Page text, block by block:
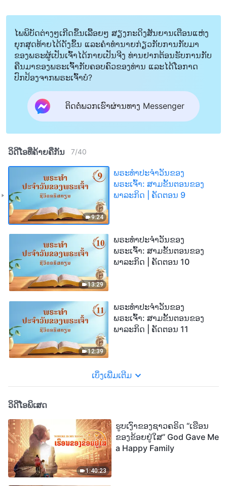
ໄພພິບັດຕ່າງໆເກີດຂຶ້ນເລື້ອຍໆ ສຽງກະດິງສັນຍານເຕືອນແຫ່ງ
ຍຸກສຸດທ້າຍໄດ້ດັງຂຶ້ນ ແລະຄໍາທໍານາຍກ່ຽວກັບການກັບມາ
ຂອງພຣະຜູ້ເປັນເຈົ້າໄດ້ກາຍເປັນຈີງ ທ່ານຢາກຕ້ອນຮັບການກັບ
ຄືນມາຂອງພຣະເຈົ້າກັບຄອບຄົວຂອງທ່ານ ແລະໄດ້ໂອກາດ
ປົກປ້ອງຈາກພຣະເຈົ້າບໍ?
ຕິດຕໍ່ພວກເຮົາຜ່ານທາງ Messenger
ວິດີໂອທີ່ຄ້າຍຄືກັນ 7/40
9:24
ພຣະທຳປະຈຳວັນຂອງ
ພຣະເຈົ້າ: ສາມຂັ້ນຕອນຂອງ
ພາລະກິດ | ຄັດຕອນ 9
13:29
ພຣະທຳປະຈຳວັນຂອງ
ພຣະເຈົ້າ: ສາມຂັ້ນຕອນຂອງ
ພາລະກິດ | ຄັດຕອນ 10
12:39
ພຣະທຳປະຈຳວັນຂອງ
ພຣະເຈົ້າ: ສາມຂັ້ນຕອນຂອງ
ພາລະກິດ | ຄັດຕອນ 11
ເບິ່ງເພີ່ມເຕີມ
ວິດີໂອພິເສດ
1:40:23
ຮູບເງົາຂອງຊາວຄຣິດ “ເຮືອນ
ຂອງຂ້ອຍຢູ່ໃສ” God Gave Me
a Happy Family